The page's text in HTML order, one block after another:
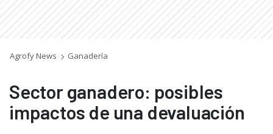
Agrofy News Ganadería
Sector ganadero: posibles
impactos de una devaluación